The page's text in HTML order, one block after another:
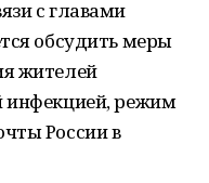
с главами
обсудить меры
жителей
инфекцией, режим
России в